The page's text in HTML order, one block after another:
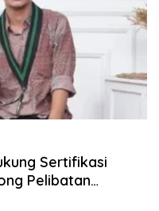
Sertifikasi
Pelibatan